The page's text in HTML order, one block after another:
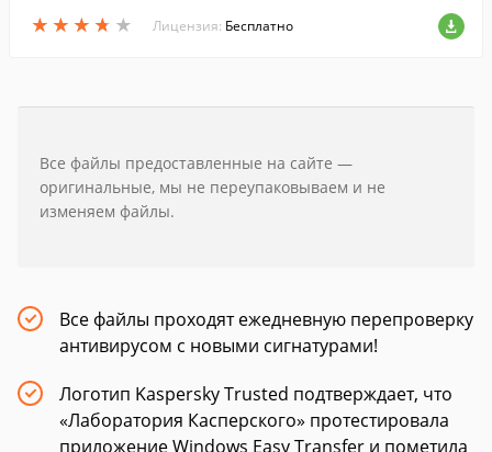
★ ★ ★ ★ ★
★ ★ ★ ★ ★
ь и передавать снимки с камеры на ком
Лицензия: Бесплатно
Все файлы предоставленные на сайте —
оригинальные, мы не переупаковываем и не
изменяем файлы.
Все файлы проходят ежедневную перепроверку
антивирусом с новыми сигнатурами!
Логотип Kaspersky Trusted подтверждает, что
«Лаборатория Касперского» протестировала
приложение Windows Easy Transfer и пометила